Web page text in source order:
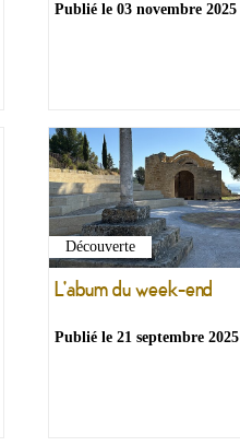
Publié le 03 novembre 2025
Découverte
L'abum du week-end
Publié le 21 septembre 2025